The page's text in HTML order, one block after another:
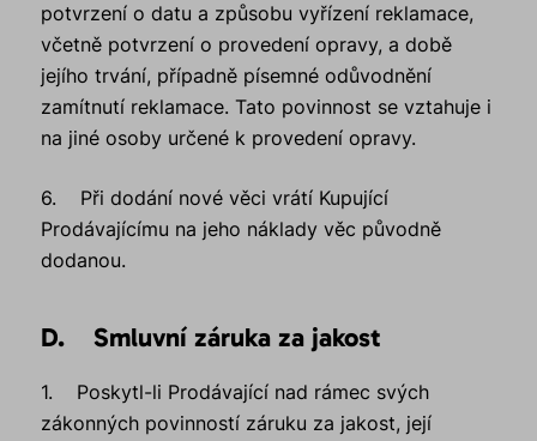
potvrzení o datu a způsobu vyřízení reklamace,
včetně potvrzení o provedení opravy, a době
jejího trvání, případně písemné odůvodnění
zamítnutí reklamace. Tato povinnost se vztahuje i
na jiné osoby určené k provedení opravy.
6. Při dodání nové věci vrátí Kupující
Prodávajícímu na jeho náklady věc původně
dodanou.
D. Smluvní záruka za jakost
1. Poskytl-li Prodávající nad rámec svých
zákonných povinností záruku za jakost, její